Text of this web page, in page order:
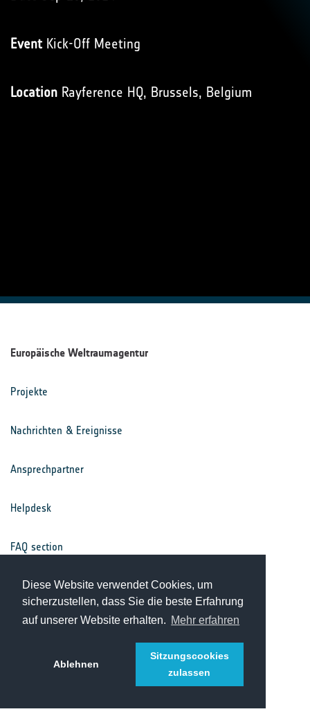
Diese Website verwendet Cookies, um
sicherzustellen, dass Sie die beste Erfahrung
auf unserer Website erhalten. Mehr erfahren
Ablehnen
Sitzungscookies
zulassen
Event Kick-Off Meeting
Location Rayference HQ, Brussels, Belgium
Europäische Weltraumagentur
Projekte
Nachrichten & Ereignisse
Ansprechpartner
Helpdesk
FAQ section
Nutzungsbedingungen
Datenschutz